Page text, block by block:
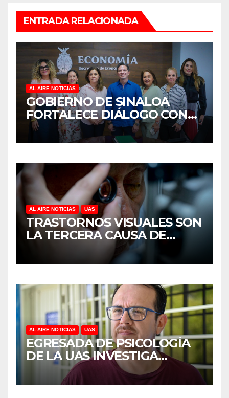
ENTRADA RELACIONADA
AL AIRE NOTICIAS
GOBIERNO DE SINALOA
FORTALECE DIÁLOGO CON
MUJERES EMPRESARIAS DE
CULIACÁN
AL AIRE NOTICIAS UAS
TRASTORNOS VISUALES SON
LA TERCERA CAUSA DE
DISCAPACIDAD EN MÉXICO,
REVELA ESTUDIO DEL
AL AIRE NOTICIAS UAS
EGRESADA DE PSICOLOGÍA
DE LA UAS INVESTIGA
DUELO ANTICIPADO Y
SOBRECARGA EN